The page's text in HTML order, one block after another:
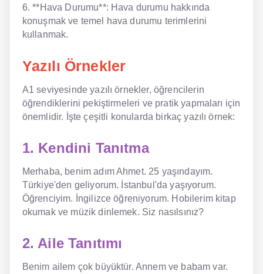
6. **Hava Durumu**: Hava durumu hakkında
konuşmak ve temel hava durumu terimlerini
kullanmak.
Yazılı Örnekler
A1 seviyesinde yazılı örnekler, öğrencilerin
öğrendiklerini pekiştirmeleri ve pratik yapmaları için
önemlidir. İşte çeşitli konularda birkaç yazılı örnek:
1. Kendini Tanıtma
Merhaba, benim adım Ahmet. 25 yaşındayım.
Türkiye'den geliyorum. İstanbul'da yaşıyorum.
Öğrenciyim. İngilizce öğreniyorum. Hobilerim kitap
okumak ve müzik dinlemek. Siz nasılsınız?
2. Aile Tanıtımı
Benim ailem çok büyüktür. Annem ve babam var.